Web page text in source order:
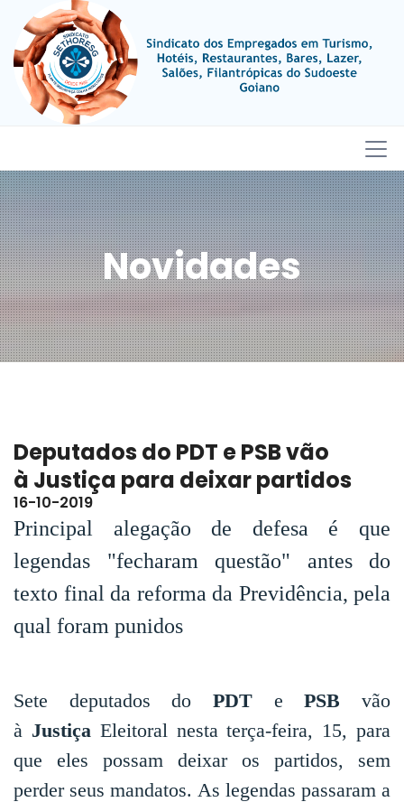
Novidades
Deputados do PDT e PSB vão
à Justiça para deixar partidos
16-10-2019
Principal alegação de defesa é que
legendas "fecharam questão" antes do
texto final da reforma da Previdência, pela
qual foram punidos
Sete deputados do PDT ePSBvão
à Justiça Eleitoral nesta terça-feira, 15, para
que eles possam deixar os partidos, sem
perder seus mandatos. As legendas passaram a